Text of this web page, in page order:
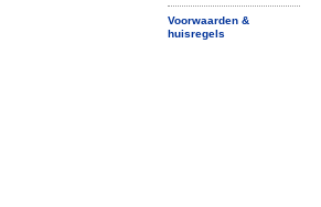
Voorwaarden &
huisregels